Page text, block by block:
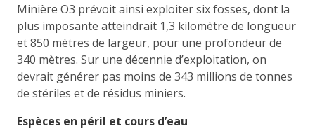
Minière O3 prévoit ainsi exploiter six fosses, dont la
plus imposante atteindrait 1,3 kilomètre de longueur
et 850 mètres de largeur, pour une profondeur de
340 mètres. Sur une décennie d’exploitation, on
devrait générer pas moins de 343 millions de tonnes
de stériles et de résidus miniers.
Espèces en péril et cours d’eau